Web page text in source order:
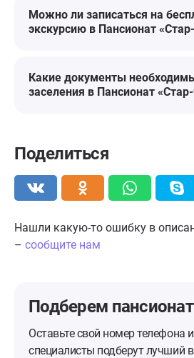
Можно ли записаться на
экскурсию в Пансионат
Какие документы
заселения в Пансионат
Поделиться
Нашли какую-то ошибку в
– сообщите нам
Подберем пансионат
Оставьте свой номер телефона
специалисты подберут лучший